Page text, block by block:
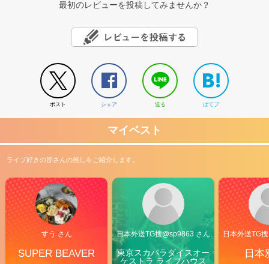
最初のレビューを投稿してみませんか？
ポスト シェア 送る はてブ
マイベスト
ライブ好きの皆さんの推しをご紹介します。
すう さん
SUPER BEAVER
日本外送TG搜@sp9863 さん
東京スカパラダイスオー
ケストラ ライブハウス
日本外送TG
日本